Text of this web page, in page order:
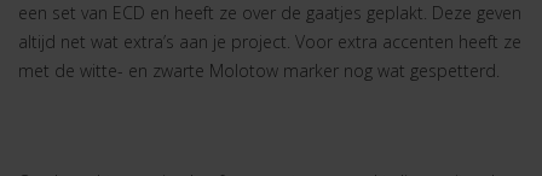
een set van ECD en heeft ze over de gaatjes geplakt. Deze geven
altijd net wat extra’s aan je project. Voor extra accenten heeft ze
met de witte- en zwarte Molotow marker nog wat gespetterd.